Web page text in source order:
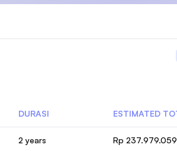
DURASI ESTIMATED
2 years Rp 237.979.059